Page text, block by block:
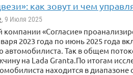
как зовут и чем
, 9 Июля 2025
компании «Согласие»
2023 года по июнь 2025 года
автомобилиста. Так в общем
на Lada Granta.По итогам
находится в диапазоне